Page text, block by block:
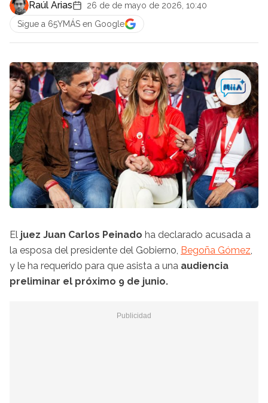
Raúl Arias
26 de de mayo de 2026, 10:40
Sigue a 65YMÁS en Google
El juez Juan Carlos Peinado ha declarado acusada a
la esposa del presidente del Gobierno, Begoña Gómez,
y le ha requerido para que asista a una audiencia
preliminar el próximo 9 de junio.